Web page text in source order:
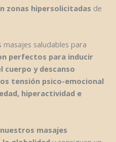
zonas hipersolicitadas de
saludables para
perfectos para inducir
cuerpo y descanso
tensión psico-emocional
hiperactividad e
masajes